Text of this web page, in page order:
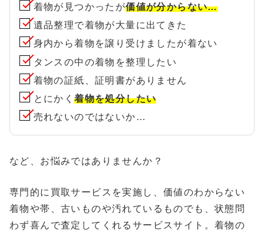
着物が見つかったが価値が分からない…
遺品整理で着物が大量に出てきた
身内から着物を譲り受けましたが着ない
タンスの中の着物を整理したい
着物の証紙、証明書がありません
とにかく着物を処分したい
売れないのではないか…
など、お悩みではありませんか？
専門的に買取サービスを実施し、価値のわからない
着物や帯、古いものや汚れているものでも、状態問
わず喜んで査定してくれるサービスサイト。着物の